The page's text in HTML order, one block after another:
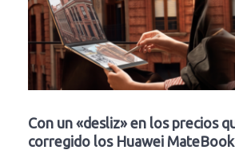
Con un «desliz» en los precios
corregido los Huawei